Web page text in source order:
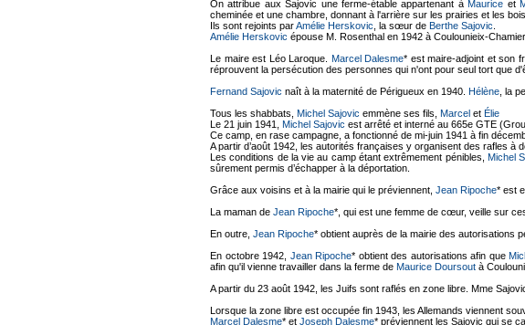
On attribue aux Sajovic une ferme-étable appartenant àMaurice et
cheminée et une chambre, donnant à l'arrière sur les prairies et les bois.
Ils sont rejoints parAmélie Herskovic , la sœur de Berthe Sajovic
Amélie Herskovic épouse M. Rosenthal en 1942 à Coulounieix-
Le maire est Léo Laroque. Marcel Dalesme* est maire-adjoint et son
réprouvent la persécution des personnes qui n'ont pour seul tort que
Fernand Sajovic naît à la maternité de Périgueux en 1940. Hélène , la
Tous les shabbats, Michel Sajovic emmène ses fils, Marcel et Élie
Le 21 juin 1941, Michel Sajovic est arrêté et interné au 665e GTE
Ce camp, en rase campagne, a fonctionné de mi-juin 1941 à fin
A partir d’août 1942, les autorités françaises y organisent des rafles à
Les conditions de la vie au camp étant extrêmement pénibles, Michel
sûrement permis d’échapper à la déportation.
Grâce aux voisins et à la mairie qui le préviennent, Jean Ripoche* est
La maman de Jean Ripoche*, qui est une femme de cœur, veille sur
En outre, Jean Ripoche* obtient auprès de la mairie des autorisations
En octobre 1942, Jean Ripoche* obtient des autorisations afin que
afin qu'il vienne travailler dans la ferme de Maurice Doursout à
A partir du 23 août 1942, les Juifs sont raflés en zone libre. Mme
Lorsque la zone libre est occupée fin 1943, les Allemands viennent
Marcel Dalesme* et Joseph Dalesme* préviennent les Sajovic qui se